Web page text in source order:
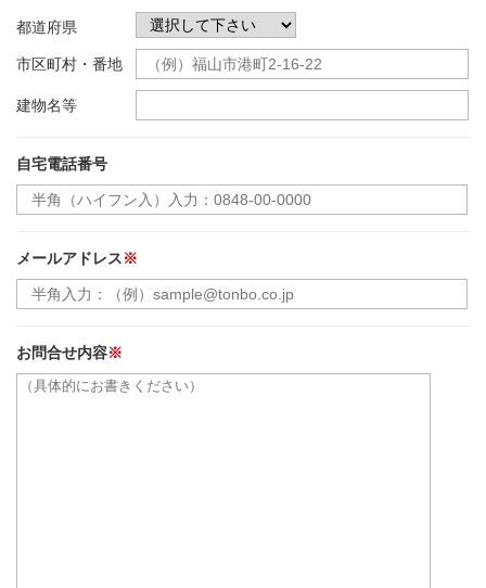
都道府県
市区町村・番地
建物名等
自宅電話番号
メールアドレス ※
お問合せ内容※